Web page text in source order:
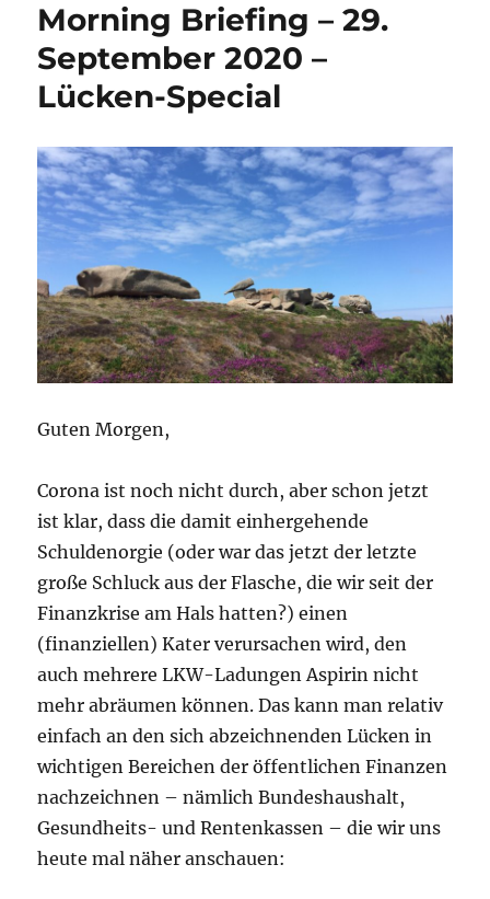
27.
Januar
2021
–
Gesundheit
weil
sie
uns
lieb
und
teuer
ist!?!
Morning Briefing – 29.
September 2020 –
Lücken-Special
Guten Morgen,
Corona ist noch nicht durch, aber schon jetzt
ist klar, dass die damit einhergehende
Schuldenorgie (oder war das jetzt der letzte
große Schluck aus der Flasche, die wir seit der
Finanzkrise am Hals hatten?) einen
(finanziellen) Kater verursachen wird, den
auch mehrere LKW-Ladungen Aspirin nicht
mehr abräumen können. Das kann man relativ
einfach an den sich abzeichnenden Lücken in
wichtigen Bereichen der öffentlichen Finanzen
nachzeichnen – nämlich Bundeshaushalt,
Gesundheits- und Rentenkassen – die wir uns
heute mal näher anschauen: